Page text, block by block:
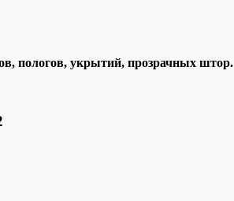
пологов, укрытий, прозрачных штор.